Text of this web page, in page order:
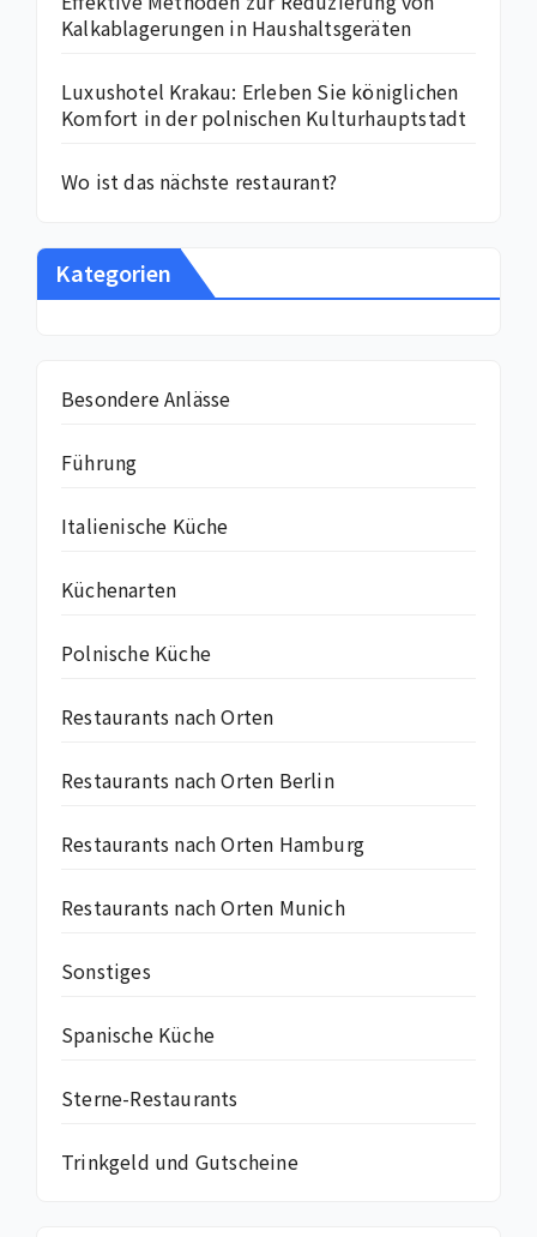
Kalkablagerungen in Haushaltsgeräten
Luxushotel Krakau: Erleben Sie königlichen
Komfort in der polnischen Kulturhauptstadt
Wo ist das nächste restaurant?
Kategorien
Besondere Anlässe
Führung
Italienische Küche
Küchenarten
Polnische Küche
Restaurants nach Orten
Restaurants nach Orten Berlin
Restaurants nach Orten Hamburg
Restaurants nach Orten Munich
Sonstiges
Spanische Küche
Sterne-Restaurants
Trinkgeld und Gutscheine